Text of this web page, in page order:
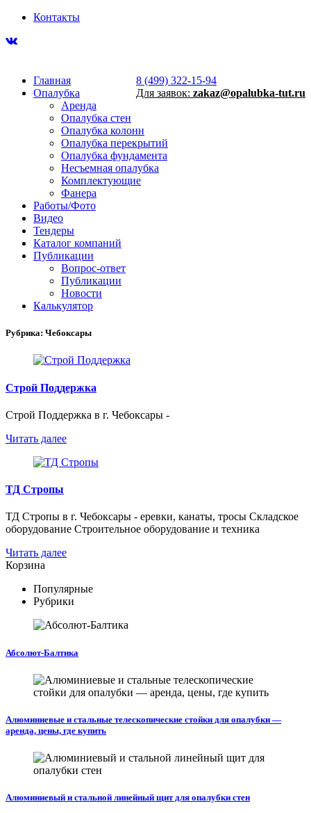
Контакты
8 (499) 322-15-94
Для заявок: zakaz@opalubka-tut.ru
Главная
Опалубка
Аренда
Опалубка стен
Опалубка колонн
Опалубка перекрытий
Опалубка фундамента
Несъемная опалубка
Комплектующие
Фанера
Работы/Фото
Видео
Тендеры
Каталог компаний
Публикации
Вопрос-ответ
Публикации
Новости
Калькулятор
Рубрика: Чебоксары
Строй Поддержка
Строй Поддержка в г. Чебоксары -
Читать далее
ТД Стропы
ТД Стропы в г. Чебоксары - еревки, канаты, тросы Складское
оборудование Строительное оборудование и техника
Читать далее
Корзина
Популярные
Рубрики
Абсолют-Балтика
Алюминиевые и стальные телескопические стойки для опалубки —
аренда, цены, где купить
Алюминиевый и стальной линейный щит для опалубки стен